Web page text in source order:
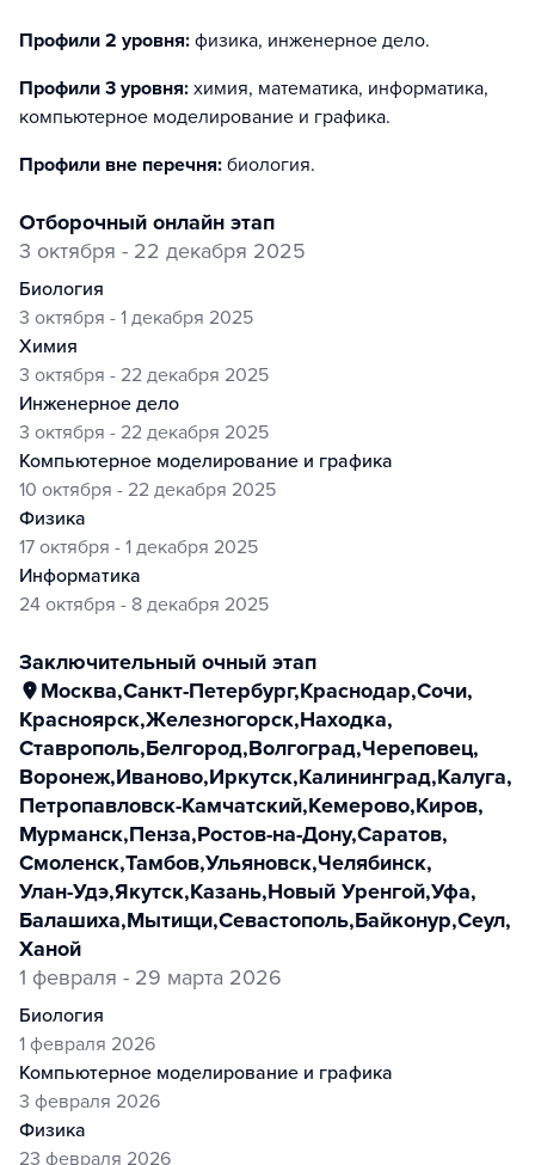
Профили 2 уровня: физика, инженерное дело.
Профили 3 уровня: химия, математика, информатика,
компьютерное моделирование и графика.
Профили вне перечня: биология.
отборочный онлайн этап
3 октября - 22 декабря 2025
биология
3 октября - 1 декабря 2025
химия
3 октября - 22 декабря 2025
инженерное дело
3 октября - 22 декабря 2025
компьютерное моделирование и графика
10 октября - 22 декабря 2025
физика
17 октября - 1 декабря 2025
информатика
24 октября - 8 декабря 2025
заключительный очный этап
Москва,Санкт-Петербург,Краснодар,Сочи,
Красноярск,Железногорск,Находка,
Ставрополь,Белгород,Волгоград,Череповец,
Воронеж,Иваново,Иркутск,Калининград,Калуга,
Петропавловск-Камчатский,Кемерово,Киров,
Мурманск,Пенза,Ростов-на-Дону,Саратов,
Смоленск,Тамбов,Ульяновск,Челябинск,
Улан-Удэ,Якутск,Казань,Новый Уренгой,Уфа,
Балашиха,Мытищи,Севастополь,Байконур,Сеул,
Ханой
1 февраля - 29 марта 2026
биология
1 февраля 2026
компьютерное моделирование и графика
3 февраля 2026
физика
23 февраля 2026